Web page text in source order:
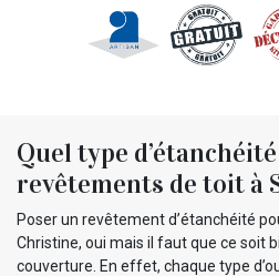
Quel type
revêtements de toit à
Poser un revêtement d’étanchéité
Christine, oui mais il faut que ce soit
couverture. En effet, chaque type